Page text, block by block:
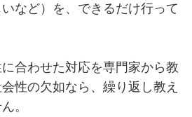
など）を、できるだけ行って
合わせた対応を専門家から教
性の欠如なら、繰り返し教え
。